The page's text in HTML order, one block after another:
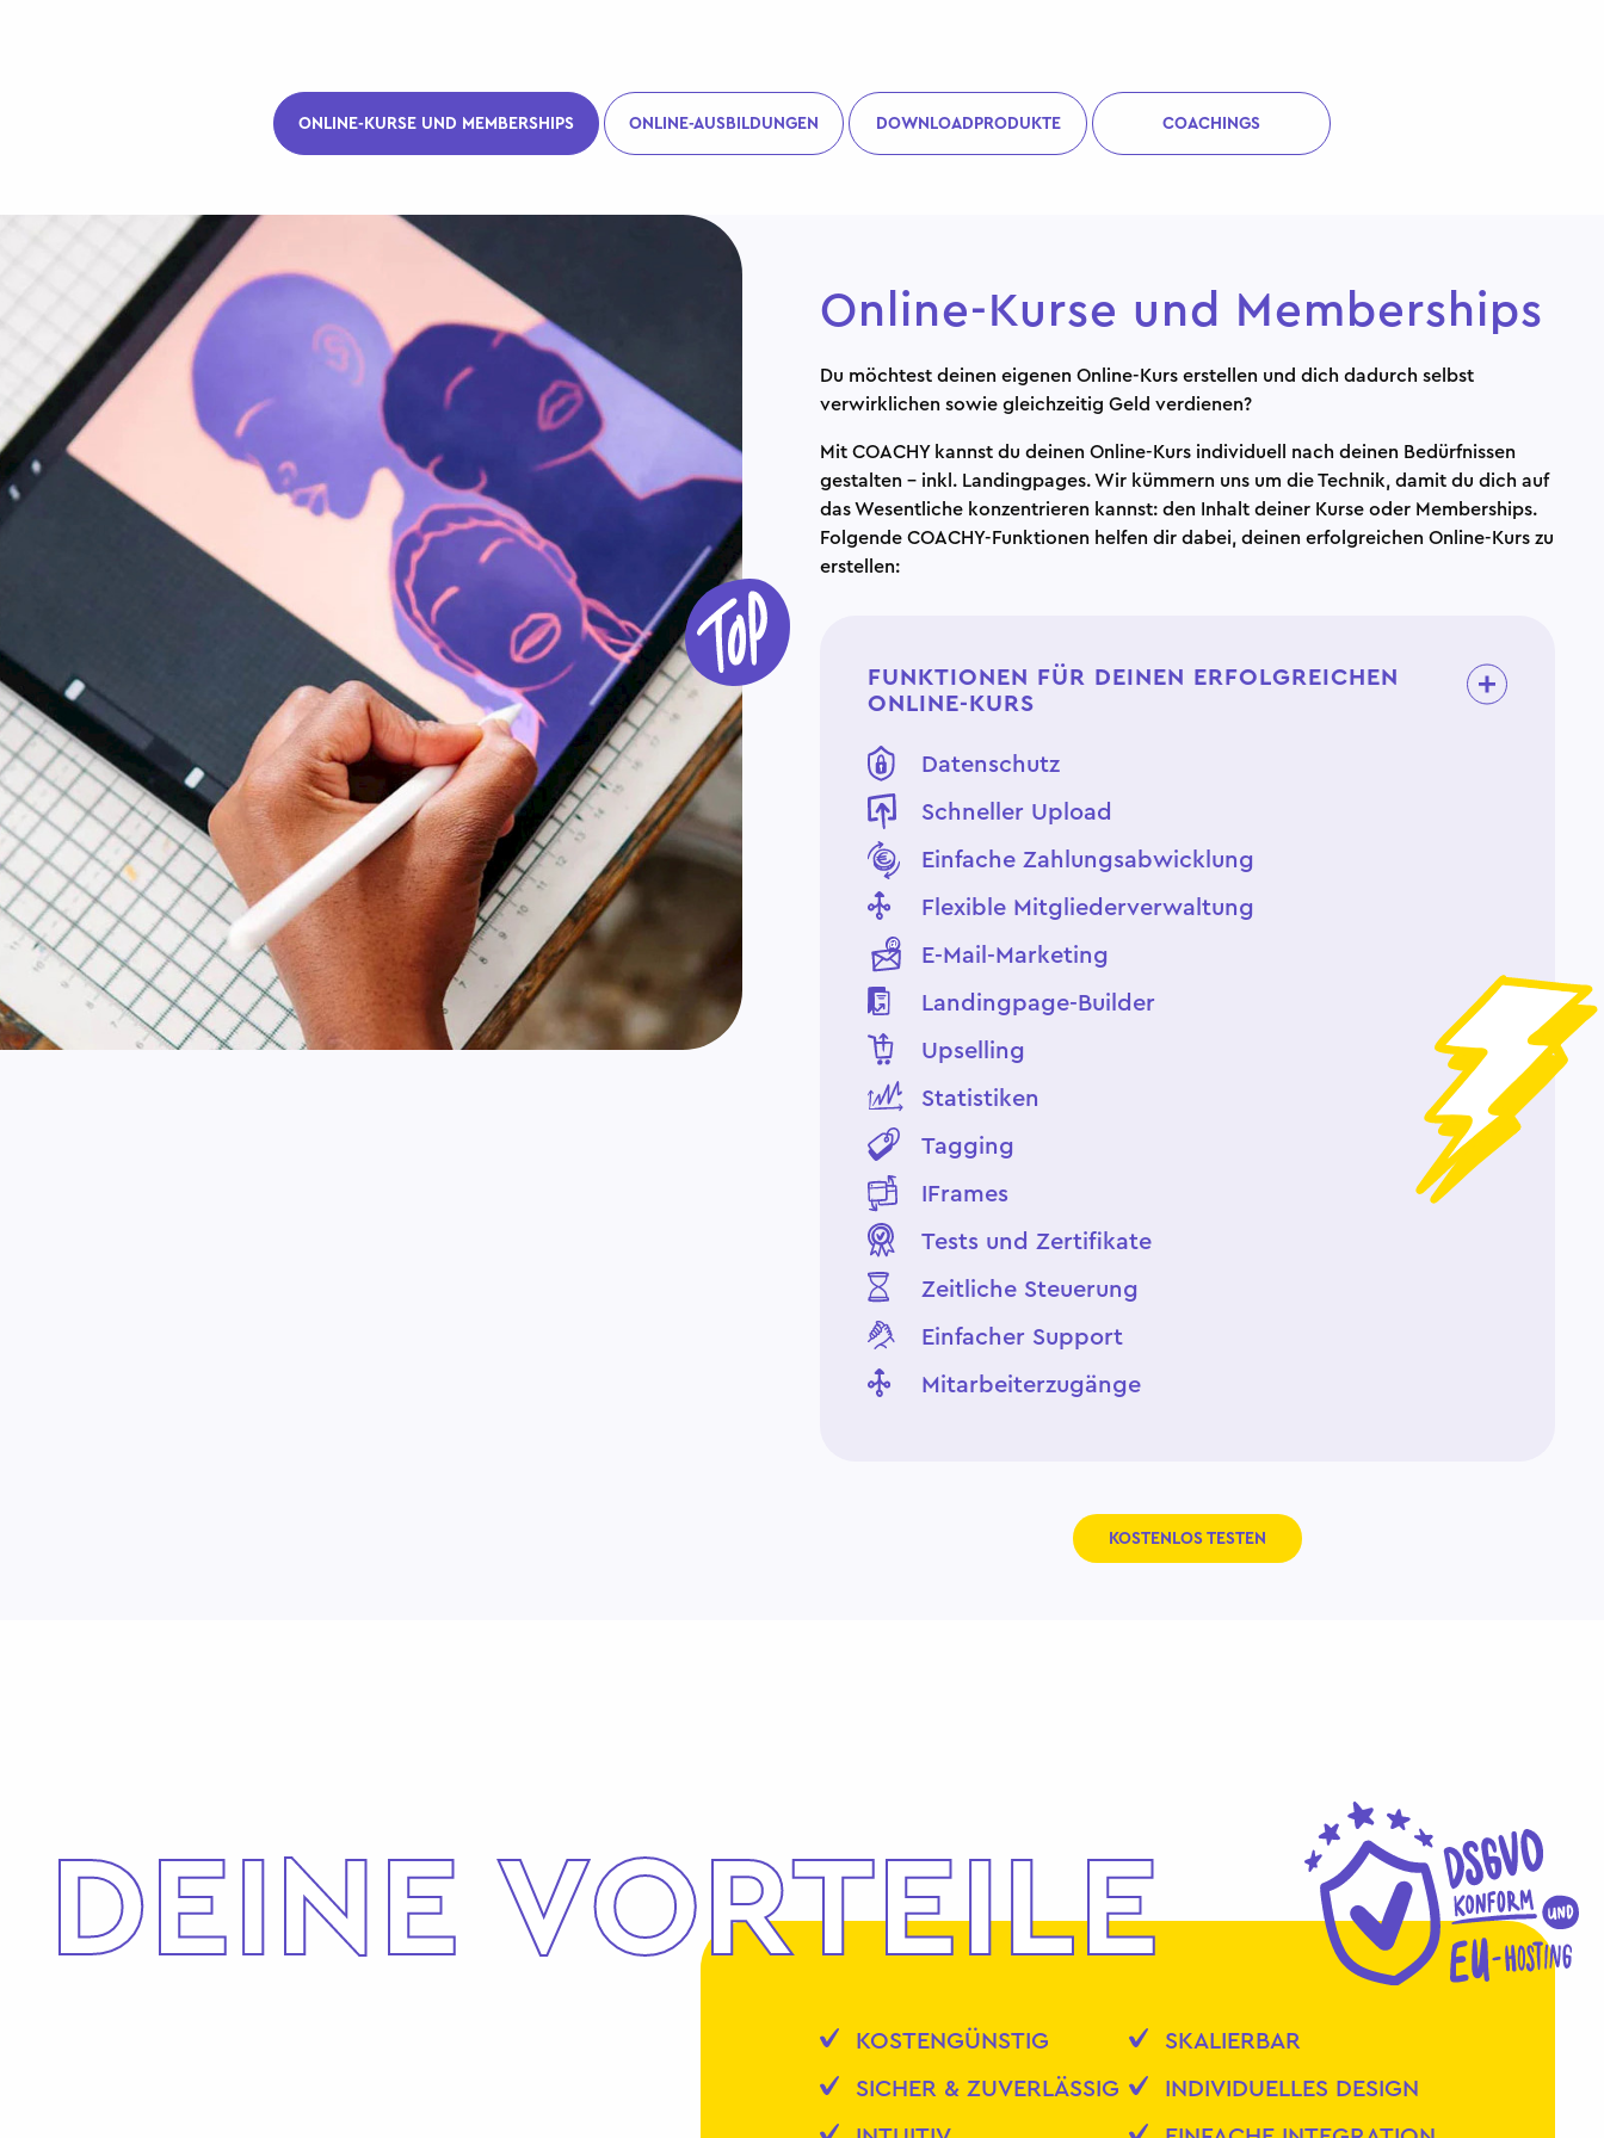
ONLINE-KURSE UND MEMBERSHIPS ONLINE-AUSBILDUNGEN DOWNLOADPRODUKTE COACHINGS
Online-Kurse und Memberships
Du möchtest deinen eigenen Online-Kurs erstellen und dich dadurch selbst
verwirklichen sowie gleichzeitig Geld verdienen?
Mit COACHY kannst du deinen Online-Kurs individuell nach deinen Bedürfnissen
gestalten - inkl. Landingpages. Wir kümmern uns um die Technik, damit du dich auf
das Wesentliche konzentrieren kannst: den Inhalt deiner Kurse oder Memberships.
Folgende COACHY-Funktionen helfen dir dabei, deinen erfolgreichen Online-Kurs zu
erstellen:
FUNKTIONEN FÜR DEINEN ERFOLGREICHEN
ONLINE-KURS
Datenschutz
Schneller Upload
Einfache Zahlungsabwicklung
Flexible Mitgliederverwaltung
E-Mail-Marketing
Landingpage-Builder
Upselling
Statistiken
Tagging
IFrames
Tests und Zertifikate
Zeitliche Steuerung
Einfacher Support
Mitarbeiterzugänge
KOSTENLOS TESTEN
DEINE VORTEILE
KOSTENGÜNSTIG
SICHER & ZUVERLÄSSIG
SKALIERBAR
INDIVIDUELLES DESIGN